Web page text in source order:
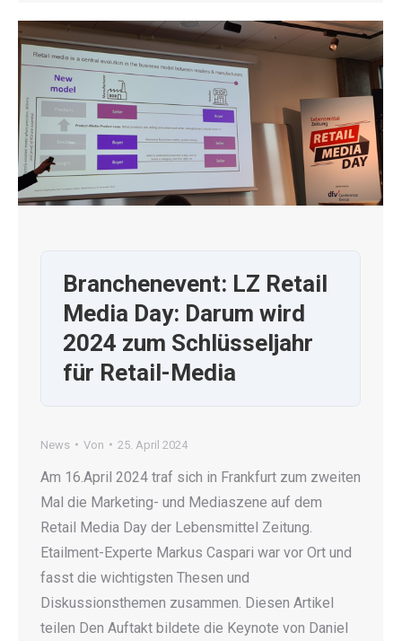
Branchenevent: LZ Retail
Media Day: Darum wird
2024 zum Schlüsseljahr
für Retail-Media
News Von 25. April 2024
Am 16.April 2024 traf sich in Frankfurt zum zweiten
Mal die Marketing- und Mediaszene auf dem
Retail Media Day der Lebensmittel Zeitung.
Etailment-Experte Markus Caspari war vor Ort und
fasst die wichtigsten Thesen und
Diskussionsthemen zusammen. Diesen Artikel
teilen Den Auftakt bildete die Keynote von Daniel